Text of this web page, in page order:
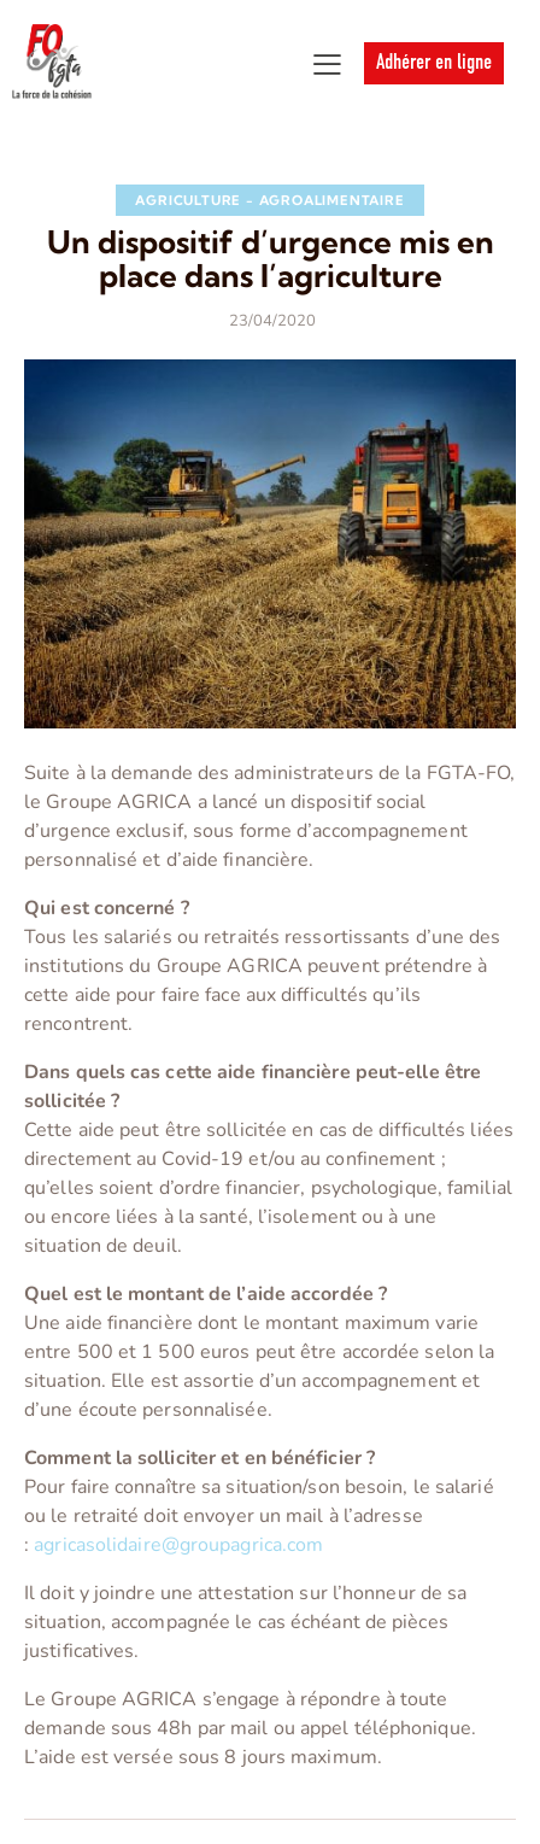
Adhérer en ligne
AGRICULTURE - AGROALIMENTAIRE
Un dispositif d’urgence mis en
place dans l’agriculture
23/04/2020
Suite à la demande des administrateurs de la FGTA-FO,
le Groupe AGRICA a lancé un dispositif social
d’urgence exclusif, sous forme d’accompagnement
personnalisé et d’aide financière.
Qui est concerné ?
Tous les salariés ou retraités ressortissants d’une des
institutions du Groupe AGRICA peuvent prétendre à
cette aide pour faire face aux difficultés qu’ils
rencontrent.
Dans quels cas cette aide financière peut-elle être
sollicitée ?
Cette aide peut être sollicitée en cas de difficultés liées
directement au Covid-19 et/ou au confinement ;
qu’elles soient d’ordre financier, psychologique, familial
ou encore liées à la santé, l’isolement ou à une
situation de deuil.
Quel est le montant de l’aide accordée ?
Une aide financière dont le montant maximum varie
entre 500 et 1 500 euros peut être accordée selon la
situation. Elle est assortie d’un accompagnement et
d’une écoute personnalisée.
Comment la solliciter et en bénéficier ?
Pour faire connaître sa situation/son besoin, le salarié
ou le retraité doit envoyer un mail à l’adresse
: agricasolidaire@groupagrica.com
Il doit y joindre une attestation sur l’honneur de sa
situation, accompagnée le cas échéant de pièces
justificatives.
Le Groupe AGRICA s’engage à répondre à toute
demande sous 48h par mail ou appel téléphonique.
L’aide est versée sous 8 jours maximum.